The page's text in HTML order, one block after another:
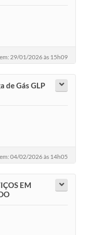
29/01/2026 às 15h09
de Gás GLP
04/02/2026 às 14h05
EM